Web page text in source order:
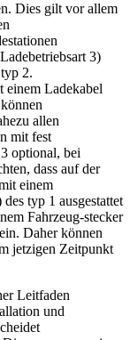
Dies gilt vor allem
3)
2.
einem Ladekabel
allen
mit fest
optional, bei
dass auf der
einem
typ 1 ausgestattet
Fahrzeug-stecker
Daher können
jetzigen Zeitpunkt
Leitfaden
und